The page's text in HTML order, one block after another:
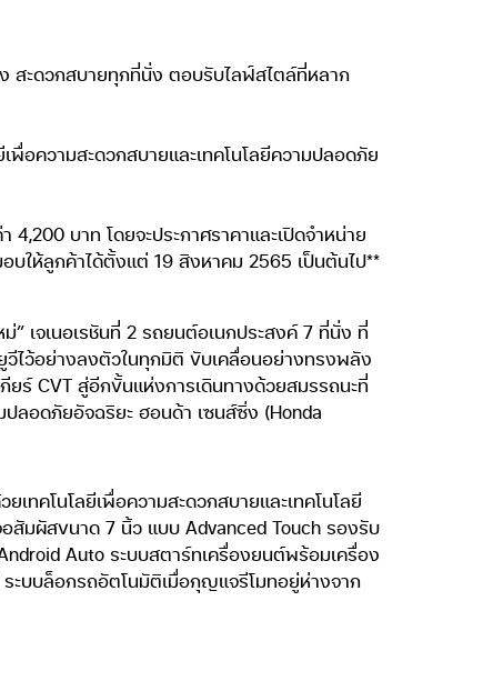
สะดวกสบายทุกที่นั่ง ตอบรับไลฟ์สไตล์ที่หลาก
พื่อความสะดวกสบายและเทคโนโลยีความปลอดภัย
บาท โดยจะประกาศราคาและเปิดจำหน่าย
บให้ลูกค้าได้ตั้งแต่ 19 สิงหาคม 2565 เป็นต้นไป**
เจเนอเรชันที่ 2 รถยนต์อเนกประสงค์ 7 ที่นั่ง ที่
ไว้อย่างลงตัวในทุกมิติ ขับเคลื่อนอย่างทรงพลัง
ยร์ CVT สู่อีกขั้นแห่งการเดินทางด้วยสมรรถนะที่
ปลอดภัยอัจฉริยะ ฮอนด้า เซนส์ซิ่ง (Honda
ทคโนโลยีเพื่อความสะดวกสบายและเทคโนโลยี
สัมผัสขนาด 7 นิ้ว แบบ Advanced Touch รองรับ
Auto ระบบสตาร์ทเครื่องยนต์พร้อมเครื่อง
ะบบล็อกรถอัตโนมัติเมื่อกุญแจรีโมทอยู่ห่างจาก